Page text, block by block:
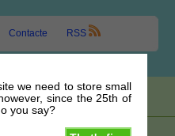
we need to store small
since the 25th of
you say?
Contacte RSS
Entradas recientes
#seTas medicinales: